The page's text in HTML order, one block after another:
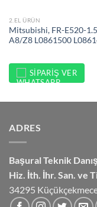
2.EL ÜRÜN
Mitsubishi, FR-E520-
A8/Z8 L0861500
SIPARIŞ VER
ADRES
Başural Teknik
Hiz. İth. İhr. San. ve
34295